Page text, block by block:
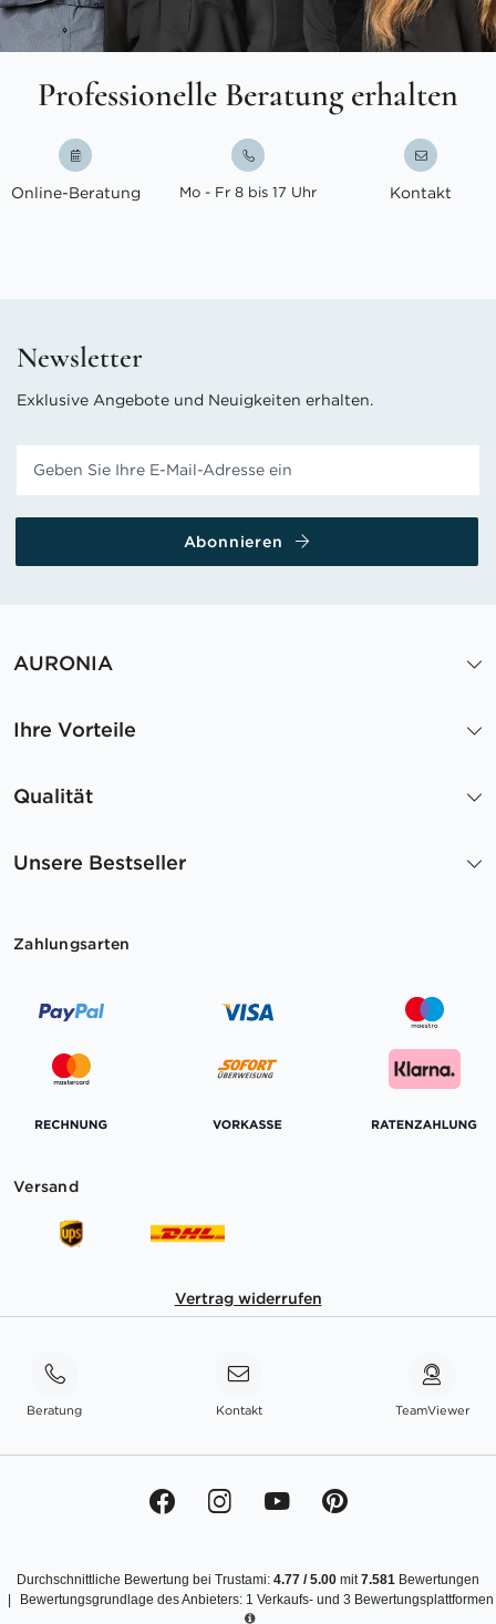
Professionelle Beratung erhalten
Online-Beratung Mo - Fr 8 bis 17 Uhr Kontakt
Newsletter
Exklusive Angebote und Neuigkeiten erhalten.
Abonnieren
AURONIA
Ihre Vorteile
Qualität
Unsere Bestseller
Zahlungsarten
Versand
Vertrag widerrufen
Beratung Kontakt TeamViewer
Durchschnittliche Bewertung bei Trustami: 4.77 /5.00 mit7.581 Bewertungen
Bewertungsgrundlage des Anbieters: 1 Verkaufs- und 3 Bewertungsplattformen